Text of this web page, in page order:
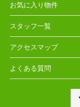
お気に入り物件
スタッフ一覧
アクセスマップ
よくある質問